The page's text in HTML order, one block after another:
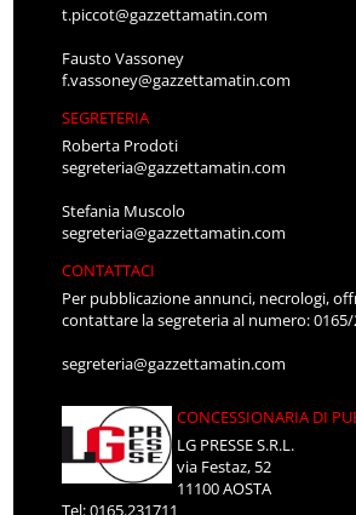
t.piccot@gazzettamatin.com
Fausto Vassoney
f.vassoney@gazzettamatin.com
SEGRETERIA
Roberta Prodoti
segreteria@gazzettamatin.com
Stefania Muscolo
segreteria@gazzettamatin.com
CONTATTACI
Per pubblicazione annunci, necrologi,
contattare la segreteria al numero: 0165/
segreteria@gazzettamatin.com
CONCESSIONARIA DI
LG PRESSE S.R.L.
via Festaz, 52
11100 AOSTA
Tel: 0165.231711